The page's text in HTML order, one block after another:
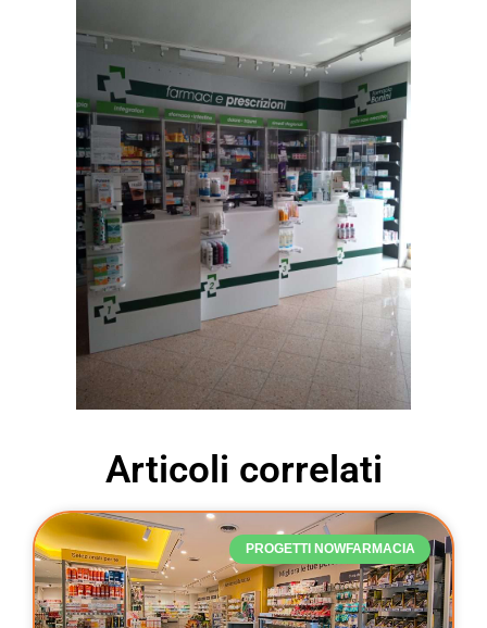
Articoli correlati
PROGETTI NOWFARMACIA